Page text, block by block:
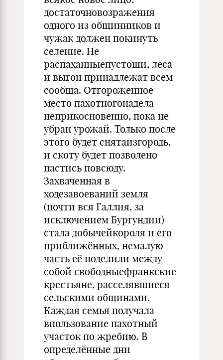
достаточновозражения
одного из общинников и
чужак должен покинуть
селение. Не
распаханныепустоши, леса
и выгон принадлежат всем
сообща. Отгороженное
место пахотногонадела
неприкосновенно, пока не
убран урожай. Только после
этого будет снятаизгородь,
и скоту будет позволено
пастись повсюду.
Захваченная в
ходезавоеваний земля
(почти вся Галлия, за
исключением Бургундии)
стала добычейкороля и его
приближённых, немалую
часть её поделили между
собой свободныефранкские
крестьяне, расселявшиеся
сельскими общинами.
Каждая семья получала
впользование пахотный
участок по жребию. В
определённые дни